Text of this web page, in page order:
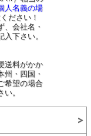
人名義の場
ださい！
、会社名・
下さい。
送料がかか
州・四国・
希望の場合
。